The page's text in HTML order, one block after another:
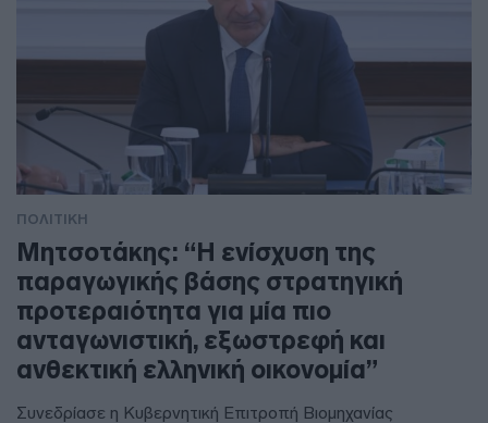
ΠΟΛΙΤΙΚΗ
Μητσοτάκης: “Η ενίσχυση της
παραγωγικής βάσης στρατηγική
προτεραιότητα για μία πιο
ανταγωνιστική, εξωστρεφή και
ανθεκτική ελληνική οικονομία”
Συνεδρίασε η Κυβερνητική Επιτροπή Βιομηχανίας